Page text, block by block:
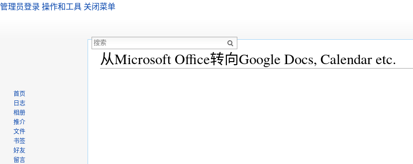
从Microsoft Office转向Google Docs, Calendar etc.
管理员登录 操作和工具 关闭菜单
首页
日志
相册
推介
文件
书签
好友
留言